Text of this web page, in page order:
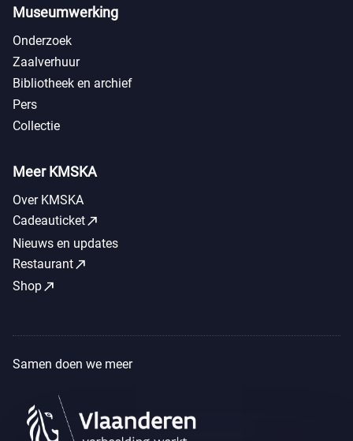
Museumwerking
Onderzoek
Zaalverhuur
Bibliotheek en archief
Pers
Collectie
Meer KMSKA
Over KMSKA
Cadeauticketcall_made
Nieuws en updates
Restaurantcall_made
Shopcall_made
Samen doen we meer